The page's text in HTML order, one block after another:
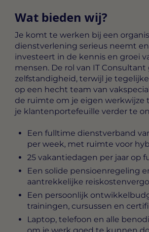
Wat bieden wij?
Je komt te werken bij een
dienstverlening serieus neemt
investeert in de kennis en groei
mensen. De rol van IT Consultant
zelfstandigheid, terwijl je
op een hecht team van
de ruimte om je eigen werkwijze
je klantenportefeuille verder te
Een fulltime dienstverband
per week, met ruimte voor
25 vakantiedagen per jaar op
Een solide pensioenregeling
aantrekkelijke
Een persoonlijk
trainingen, cursussen en
Laptop, telefoon en alle